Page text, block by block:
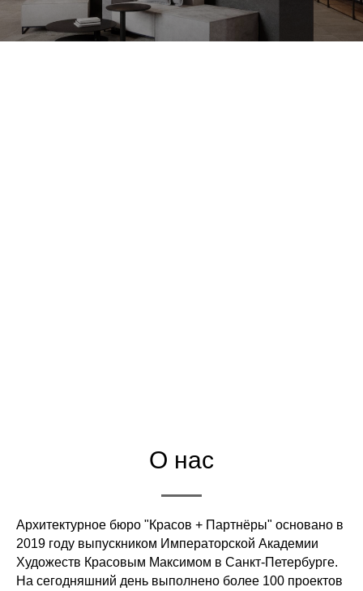
О нас
Архитектурное бюро "Красов + Партнёры" основано в
2019 году выпускником Императорской Академии
Художеств Красовым Максимом в Санкт-Петербурге.
На сегодняшний день выполнено более 100 проектов